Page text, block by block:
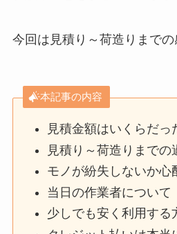
今回は見積り～荷造りまでの
本記事の内容
見積金額はいくらだっ
見積り～荷造りまでの
モノが紛失しないか心
当日の作業者について
少しでも安く利用する